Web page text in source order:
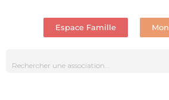
Espace Famille